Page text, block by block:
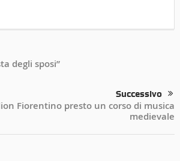
degli sposi”
Successivo
Fiorentino presto un corso di musica
medievale